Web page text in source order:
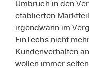
Umbruch in den
etablierten
irgendwann im
FinTechs nicht
Kundenverhalten
wollen immer